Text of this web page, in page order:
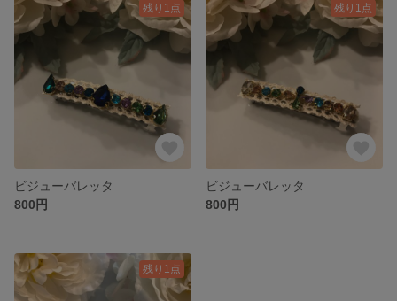
残り1点
ビジューバレッタ
800円
残り1点
ビジューバレッタ
800円
残り1点